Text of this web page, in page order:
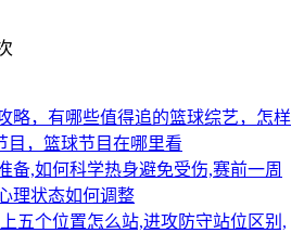
略，有哪些值得追的篮球综艺，怎样
目，篮球节目在哪里看
备,如何科学热身避免受伤,赛前一周
理状态如何调整
五个位置怎么站,进攻防守站位区别,